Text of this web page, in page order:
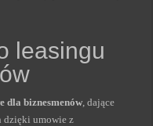
leasingu
dla biznesmenów, dające
dzięki umowie z